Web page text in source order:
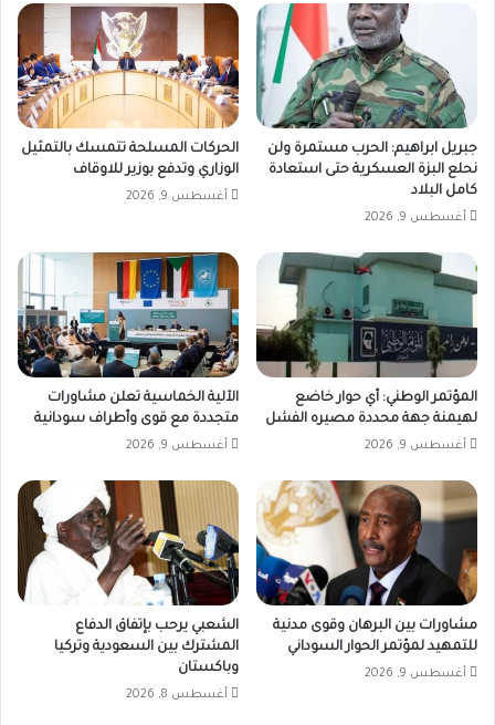
جبريل ابراهيم: الحرب مستمرة ولن
نحلع البزة العسكرية حتى استعادة
كامل البلاد
أغسطس 9, 2026
الحركات المسلحة تتمسك بالتمثيل
الوزاري وتدفع بوزير للاوقاف
أغسطس 9, 2026
المؤتمر الوطني: أي حوار خاضع
لهيمنة جهة محددة مصيره الفشل
أغسطس 9, 2026
الآلية الخماسية تعلن مشاورات
متجددة مع قوى وأطراف سودانية
أغسطس 9, 2026
مشاورات بين البرهان وقوى مدنية
للتمهيد لمؤتمر الحوار السوداني
أغسطس 9, 2026
الشعبي يرحب بإتفاق الدفاع
المشترك بين السعودية وتركيا
وباكستان
أغسطس 8, 2026